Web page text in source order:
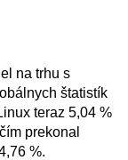
na trhu s
štatistík
teraz 5,04 %
prekonal
%.